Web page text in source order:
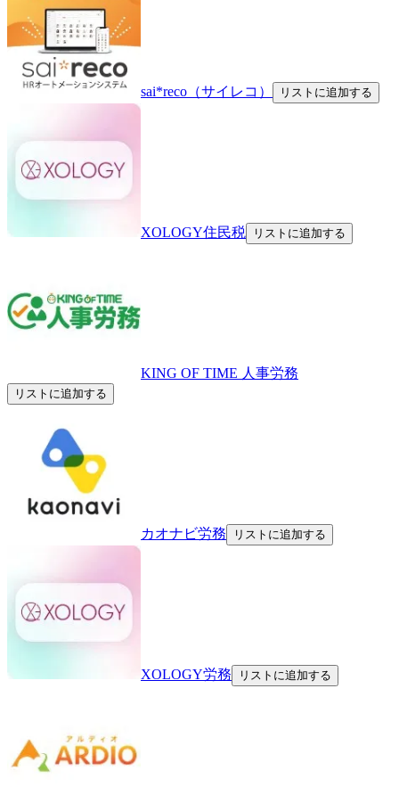
sai*reco（サイレコ） リストに追加する
XOLOGY住民税 リストに追加する
KING OF TIME 人事労務
リストに追加する
カオナビ労務 リストに追加する
XOLOGY労務 リストに追加する